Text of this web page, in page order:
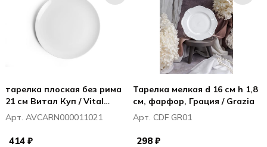
тарелка плоская без рима
21 см Витал Куп / Vital
Coupe
Арт. AVCARN000011021
414 ₽
Тарелка мелкая d 16 см h 1,8
см, фарфор, Грация / Grazia
Арт. CDF GR01
298 ₽